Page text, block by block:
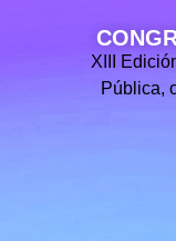
XIII
Pública,